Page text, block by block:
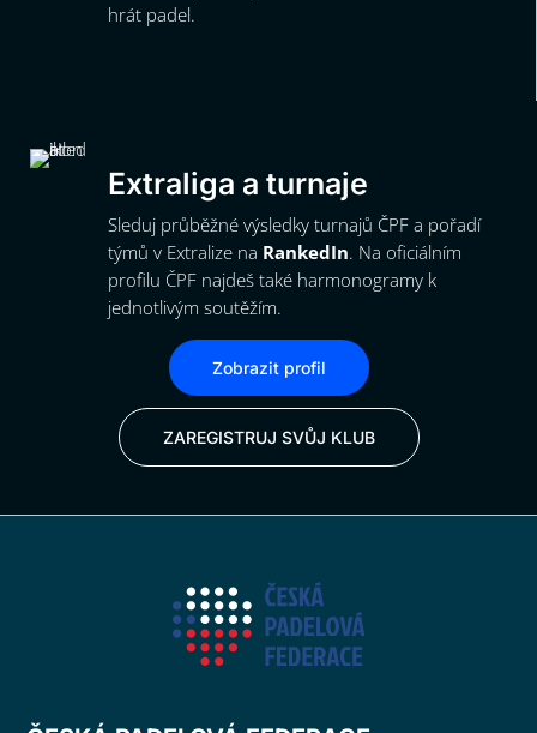
hrát padel.
Extraliga a turnaje
Sleduj průběžné výsledky turnajů ČPF a pořadí
týmů v Extralize na RankedIn. Na oficiálním
profilu ČPF najdeš také harmonogramy k
jednotlivým soutěžím.
Zobrazit profil
ZAREGISTRUJ SVŮJ KLUB